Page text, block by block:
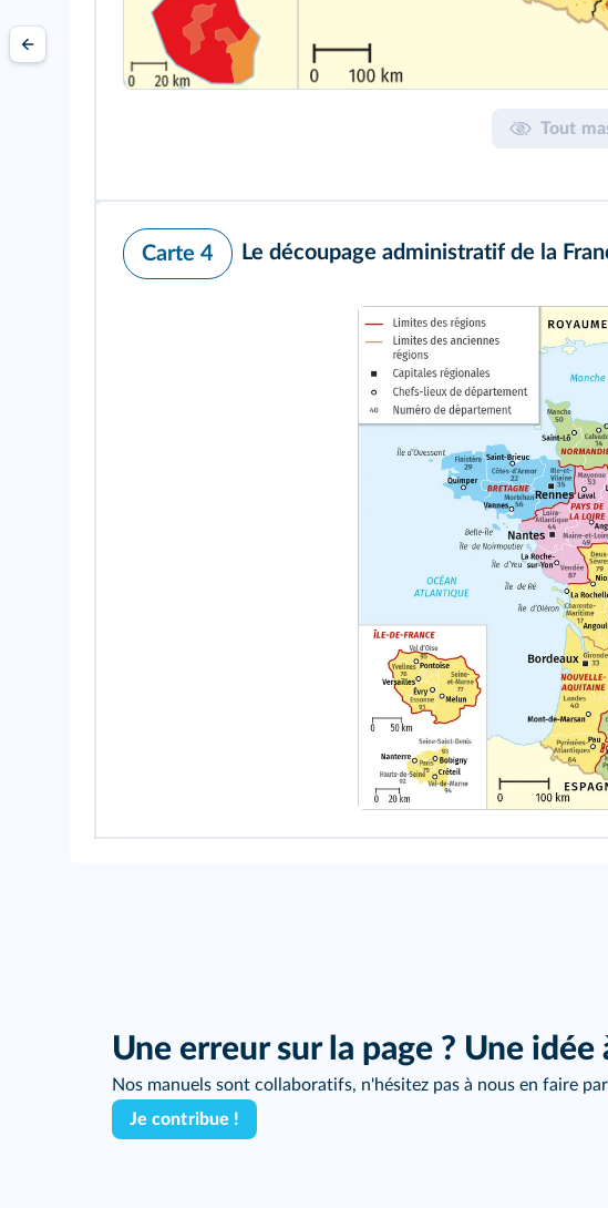
Tout
Carte 4 Le découpage administratif de la
Une erreur sur la page ? Une idée
Nos manuels sont collaboratifs, n'hésitez pas à nous en faire
Je contribue !